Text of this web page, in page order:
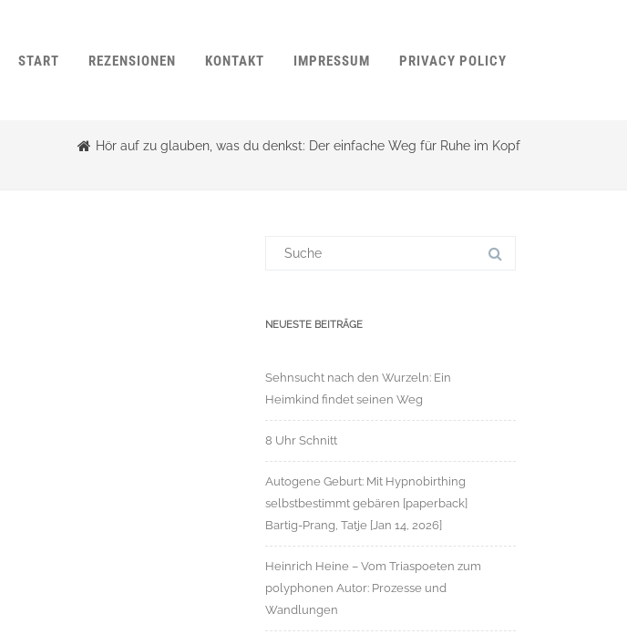
START REZENSIONEN KONTAKT IMPRESSUM PRIVACY POLICY
Hör auf zu glauben, was du denkst: Der einfache Weg für Ruhe im Kopf
NEUESTE BEITRÄGE
Sehnsucht nach den Wurzeln: Ein
Heimkind findet seinen Weg
8 Uhr Schnitt
Autogene Geburt: Mit Hypnobirthing
selbstbestimmt gebären [paperback]
Bartig-Prang, Tatje [Jan 14, 2026]
Heinrich Heine – Vom Triaspoeten zum
polyphonen Autor: Prozesse und
Wandlungen